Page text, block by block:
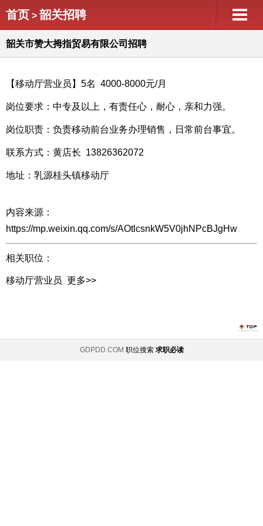
首页 > 韶关招聘
韶关市赞大拇指贸易有限公司招聘
【移动厅营业员】5名 4000-8000元/月
岗位要求：中专及以上，有责任心，耐心，亲和力强。
岗位职责：负责移动前台业务办理销售，日常前台事宜。
联系方式：黄店长 13826362072
地址：乳源桂头镇移动厅
内容来源：
https://mp.weixin.qq.com/s/AOtlcsnkW5V0jhNPcBJgHw
相关职位：
移动厅营业员 更多>>
GDPDD.COM 职位搜索 求职必读